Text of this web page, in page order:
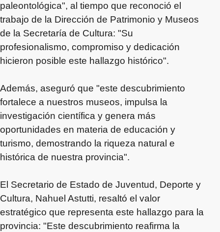
paleontológica", al tiempo que reconoció el
trabajo de la Dirección de Patrimonio y Museos
de la Secretaría de Cultura: "Su
profesionalismo, compromiso y dedicación
hicieron posible este hallazgo histórico".
Además, aseguró que "este descubrimiento
fortalece a nuestros museos, impulsa la
investigación científica y genera más
oportunidades en materia de educación y
turismo, demostrando la riqueza natural e
histórica de nuestra provincia".
El Secretario de Estado de Juventud, Deporte y
Cultura, Nahuel Astutti, resaltó el valor
estratégico que representa este hallazgo para la
provincia: "Este descubrimiento reafirma la